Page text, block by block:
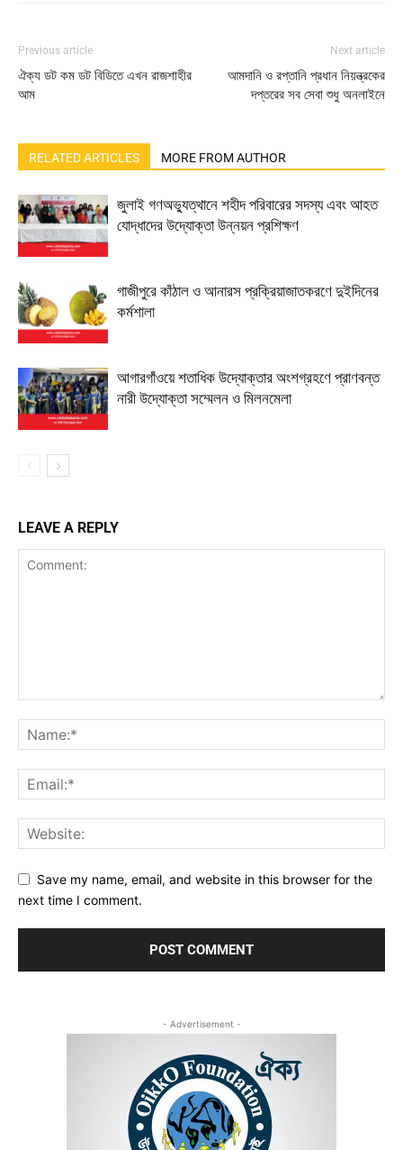
Previous article
ঐক্য ডট কম ডট বিডিতে এখন রাজশাহীর
আম
Next article
আমদানি ও রপ্তানি প্রধান নিয়ন্ত্রকের
দপ্তরের সব সেবা শুধু অনলাইনে
RELATED ARTICLES MORE FROM AUTHOR
জুলাই গণঅভ্যুত্থানে শহীদ পরিবারের সদস্য এবং আহত
যোদ্ধাদের উদ্যোক্তা উন্নয়ন প্রশিক্ষণ
গাজীপুরে কাঁঠাল ও আনারস প্রক্রিয়াজাতকরণে দুইদিনের
কর্মশালা
আগারগাঁওয়ে শতাধিক উদ্যোক্তার অংশগ্রহণে প্রাণবন্ত
নারী উদ্যোক্তা সম্মেলন ও মিলনমেলা
LEAVE A REPLY
Save my name, email, and website in this browser for the
next time I comment.
- Advertisement -